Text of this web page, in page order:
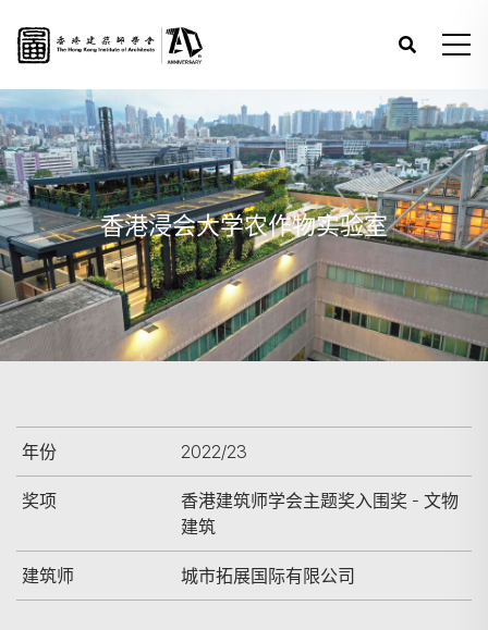
香港浸会大学农作物实验室
年份 2022/23
奖项
香港建筑师学会主题奖入围奖 - 文物
建筑
建筑师 城市拓展国际有限公司